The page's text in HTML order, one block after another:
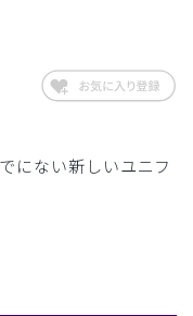
にない新しいユニフ